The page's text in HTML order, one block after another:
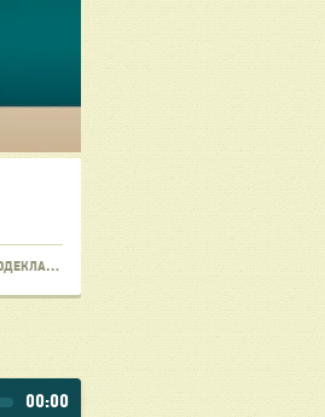
ШВЕДСКАЯ ЛЮБОВЬ. МЕЛОДЕКЛАМАЦИЯ ЕВГЕНИЯ КОРОЛЬКОВА
00:00